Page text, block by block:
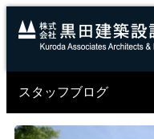
スタッフブログ